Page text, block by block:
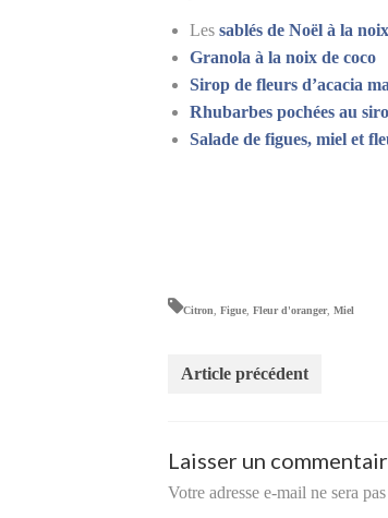
Lessablés de Noël à la
Granola à la noix de coco
Sirop de fleurs d’acacia
Rhubarbes pochées au
Salade de figues, miel et
Citron ,Figue ,Fleur d'oranger,Miel
Article précédent
Laisser un
Votre adresse e-mail ne sera